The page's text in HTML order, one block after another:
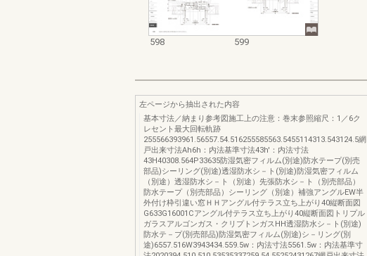
598 599
左ページから抽出された内容
基本寸法／納まり参考図施工上の注意：巻末参照縮尺：1／6ク
レセント最大回転軌跡
255566393961.56557.54.516255585563.5455114313.543124.5網
戸出来寸法Ah6h：内法基準寸法43h'：内法寸法
43H40308.564P33635防湿気密フィルム(別途)防水テープ(別売
部品)シーリング(別途)透湿防水シ－ト(別途)防湿気密フィルム
（別途）透湿防水シ－ト（別途）先張防水シ－ト（別売部品）
防水テープ（別売部品）シーリング（別途）補強アングルEW半
外付け枠引違い窓ＨＨアングル付テラス立ち上がり40縦断面図
G633G16001Cアングル付テラス立ち上がり40縦断面図トリプル
ガラスアルゴンガス・クリプトンガスHH透湿防水シ－ト(別途)
防水テ－プ(別売部品)防湿気密フィルム(別途)シ－リング(別
途)6557.516W3943434.559.5w：内法寸法5561.5w：内法基準寸